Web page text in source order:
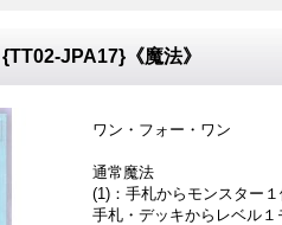
JPA17}《魔法》
ワン・フォー・ワン
通常魔法
(1)：手札からモンスター
手札・デッキからレベル１